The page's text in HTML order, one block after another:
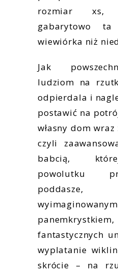
rozmiar xs,
gabarytowo
wiewiórka niż
Jak
ludziom na
odpierdala i
postawić na
własny dom
czyli
babcią,
powolutku
fantastycznych
wyplatanie
skrócie – na